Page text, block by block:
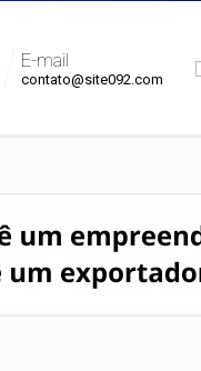
E-mail
contato@site092.com